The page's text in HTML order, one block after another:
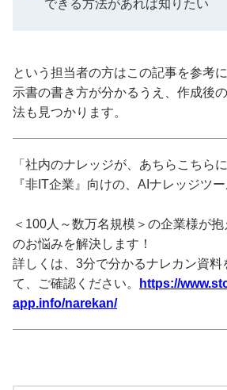
できる方法があれば知りたい
という担当者の方はこの記事を参考
示書の書き方が分かるうえ、作成後
法も見つかります。
「社内のナレッジが、あちらこちら
『非IT企業』向けの、AIナレッジツー
＜100人～数万名規模＞の企業様が
のお悩みを解決します！
詳しくは、3分で分かるナレカン資料
て、ご確認ください。
https://
app.info/narekan/